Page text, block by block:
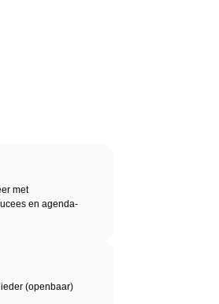
met
en agenda-
(openbaar)